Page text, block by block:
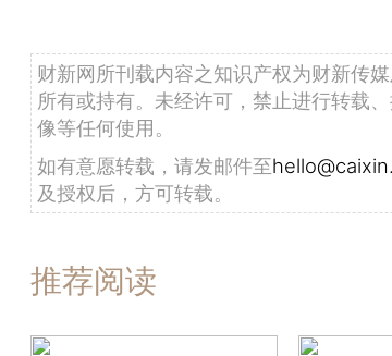
财新网所刊载内容之知识产权为财新传
所有或持有。未经许可，禁止进行转载
像等任何使用。
如有意愿转载，请发邮件至
及授权后，方可转载。
推荐阅读